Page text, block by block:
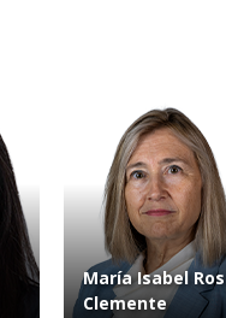
María Isabel Ros
Clemente